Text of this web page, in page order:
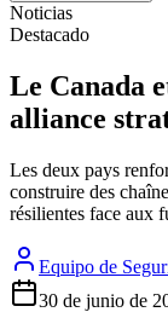
Noticias
Destacado
Le Canada
alliance
Les deux pays
construire des
résilientes face aux
Equipo de
30 de junio de